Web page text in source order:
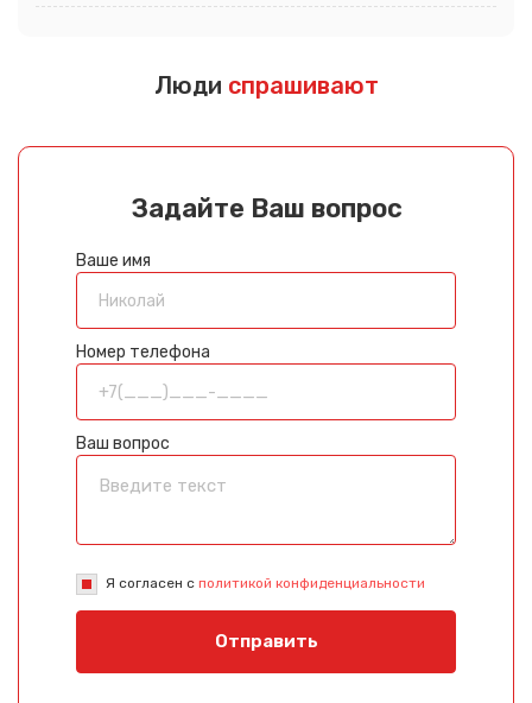
Люди спрашивают
Задайте Ваш вопрос
Ваше имя
Номер телефона
Ваш вопрос
Я согласен с политикой конфиденциальности
Отправить